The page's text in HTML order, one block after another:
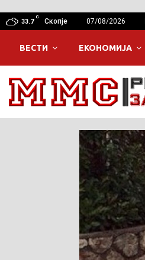
33.7
C
Скопје 07/08/2026
ВЕСТИ ЕКОНОМИЈА